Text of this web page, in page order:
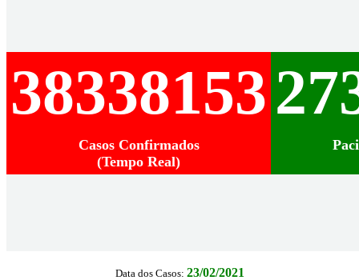
38338153
Casos Confirmados
(Tempo Real)
Data dos Casos: 23/02/2021